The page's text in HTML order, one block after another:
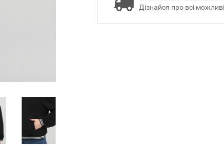
Дізнайся про всі